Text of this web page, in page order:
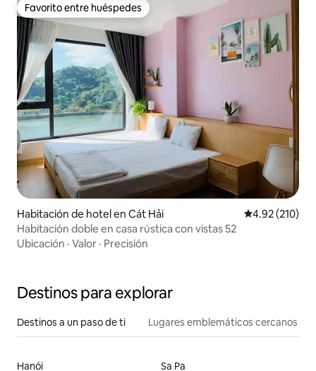
Favorito entre huéspedes
Favorito entre huéspedes
Habitación de hotel en Cát Hải Calificación
4.92 (210)
Habitación doble en casa rústica con vistas 52
Ubicación · Valor · Precisión
Destinos para explorar
Destinos a un paso de ti Lugares emblemáticos cercanos
Hanói
Sa Pa